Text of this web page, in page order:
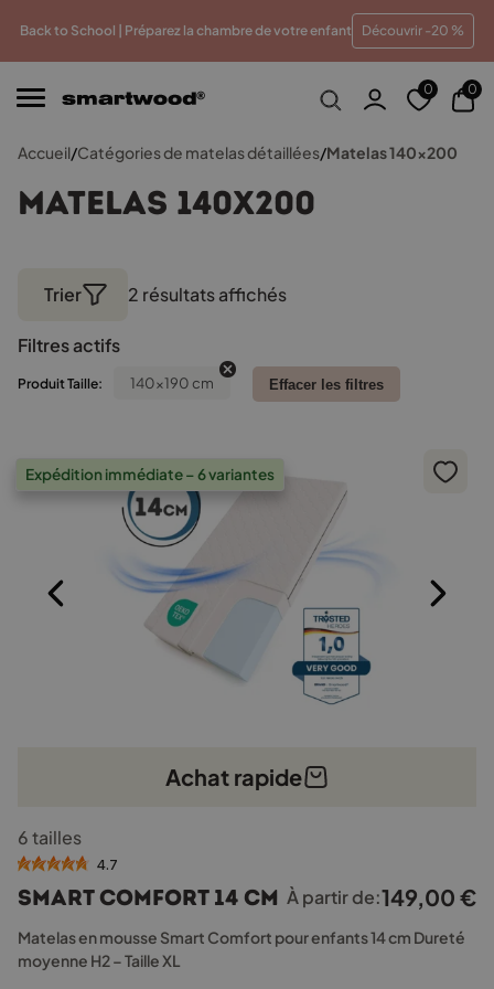
Back to School | Préparez la chambre de votre enfant Découvrir -20 %
meilleur prix Paiements en plusieurs fois sans frais
0 0
Accueil/Catégories de matelas détaillées/Matelas 140x200
Matelas 140x200
Trier 2 résultats affichés
Filtres actifs
Produit Taille: 140x190 cm Effacer les filtres
Expédition immédiate – 6 variantes
Achat rapide
produit
a
plusieurs
variations.
Les
options
6 tailles
4.7
Smart Comfort 14 cm À partir de:149,00 €
Matelas en mousse Smart Comfort pour enfants 14 cm Dureté
moyenne H2 – Taille XL